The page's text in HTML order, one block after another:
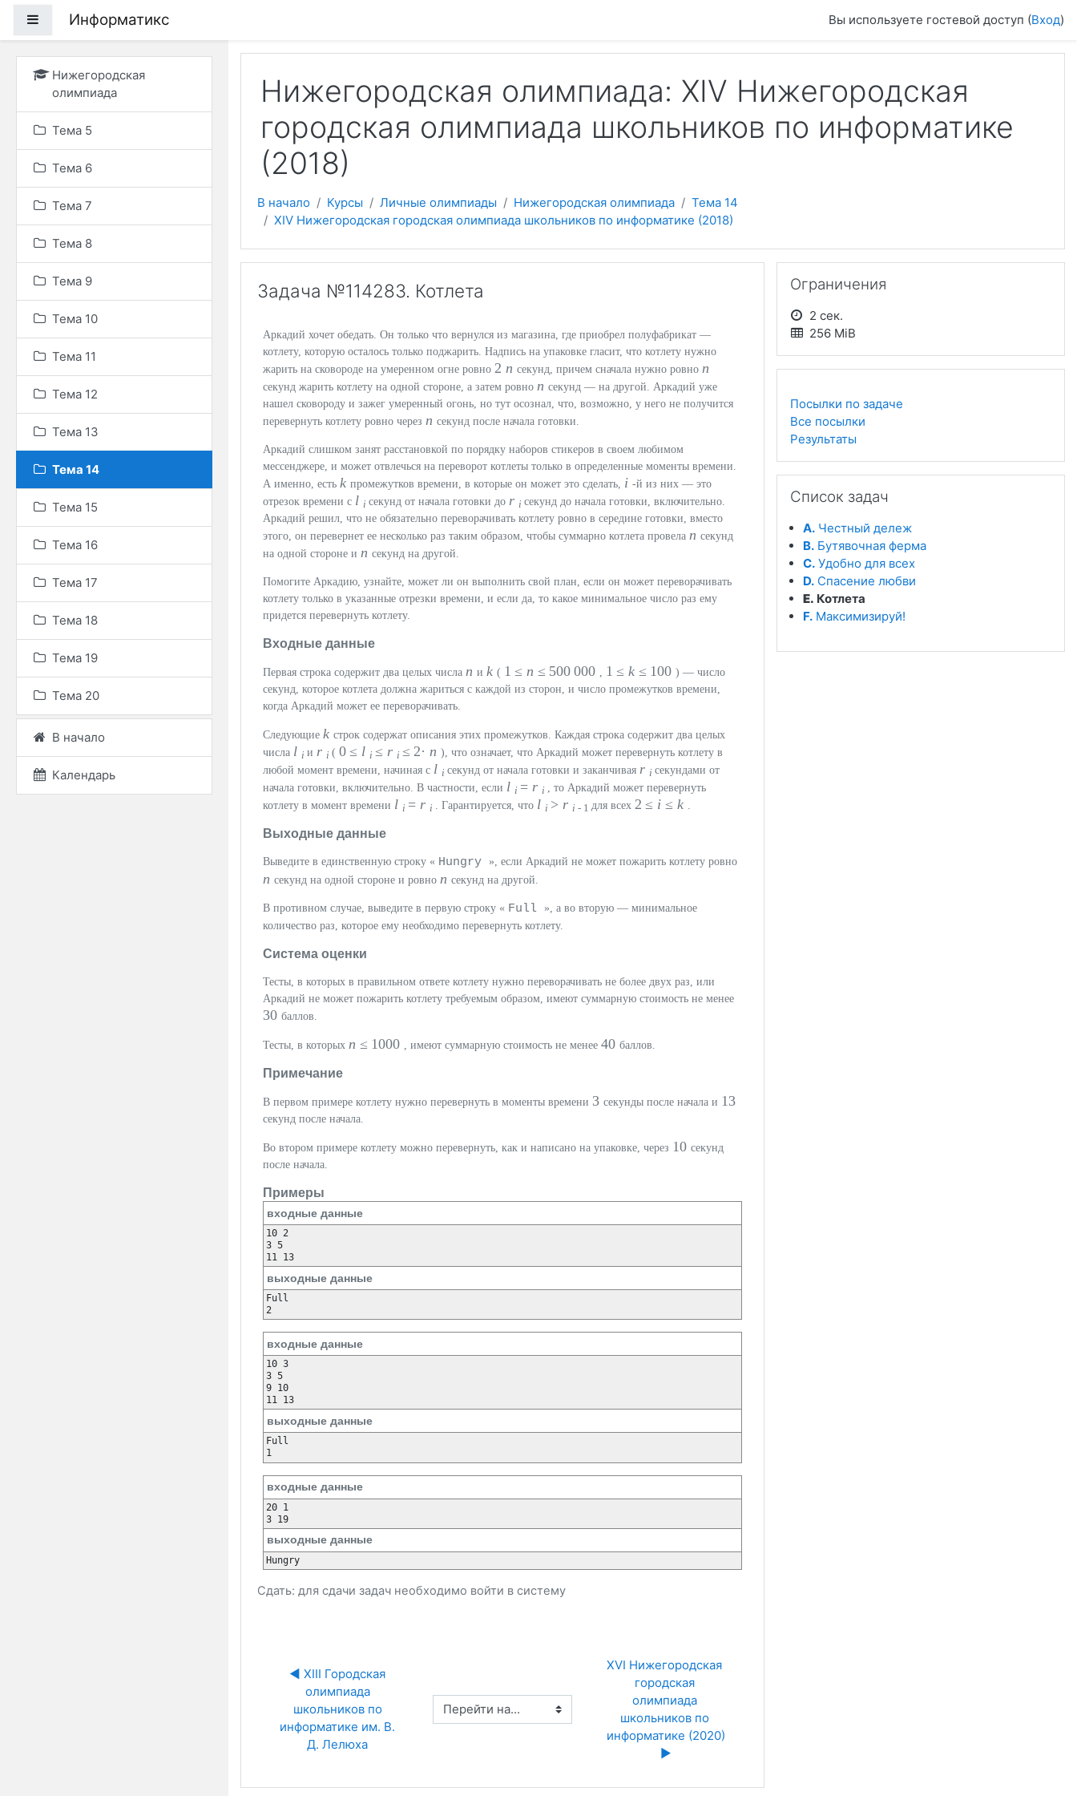
Боковая панель
Информатикс Вы используете гостевой доступ (Вход)
Нижегородская
олимпиада
Тема 5
Тема 6
Тема 7
Тема 8
Тема 9
Тема 10
Тема 11
Тема 12
Тема 13
Тема 14
Тема 15
Тема 16
Тема 17
Тема 18
Тема 19
Тема 20
В начало
Календарь
Нижегородская олимпиада: XIV Нижегородская
городская олимпиада школьников по информатике
(2018)
В начало Курсы Личные олимпиады Нижегородская олимпиада
Тема 14
XIV Нижегородская городская олимпиада школьников по информатике (2018)
Задача №114283. Котлета
Аркадий хочет обедать. Он только что вернулся из магазина, где приобрел полуфабрикат —
котлету, которую осталось только поджарить. Надпись на упаковке гласит, что котлету нужно
жарить на сковороде на умеренном огне ровно 2 n секунд, причем сначала нужно ровно n
секунд жарить котлету на одной стороне, а затем ровно n секунд — на другой. Аркадий уже
нашел сковороду и зажег умеренный огонь, но тут осознал, что, возможно, у него не получится
перевернуть котлету ровно через n секунд после начала готовки.
Аркадий слишком занят расстановкой по порядку наборов стикеров в своем любимом
мессенджере, и может отвлечься на переворот котлеты только в определенные моменты времени.
А именно, есть k промежутков времени, в которые он может это сделать, i -й из них — это
отрезок времени с l i секунд от начала готовки до r i секунд до начала готовки, включительно.
Аркадий решил, что не обязательно переворачивать котлету ровно в середине готовки, вместо
этого, он перевернет ее несколько раз таким образом, чтобы суммарно котлета провела n секунд
на одной стороне и n секунд на другой.
Помогите Аркадию, узнайте, может ли он выполнить свой план, если он может переворачивать
котлету только в указанные отрезки времени, и если да, то какое минимальное число раз ему
придется перевернуть котлету.
Входные данные
Первая строка содержит два целых числа n и k ( 1 ≤ n ≤ 500 000 , 1 ≤ k ≤ 100 ) — число
секунд, которое котлета должна жариться с каждой из сторон, и число промежутков времени,
когда Аркадий может ее переворачивать.
Следующие k строк содержат описания этих промежутков. Каждая строка содержит два целых
числа l i и r i ( 0 ≤ l i ≤ r i ≤ 2· n ), что означает, что Аркадий может перевернуть котлету в
любой момент времени, начиная с l i секунд от начала готовки и заканчивая r i секундами от
начала готовки, включительно. В частности, если l i = r i , то Аркадий может перевернуть
котлету в момент времени l i = r i . Гарантируется, что l i > r i - 1 для всех 2 ≤ i ≤ k .
Выходные данные
Выведите в единственную строку « Hungry », если Аркадий не может пожарить котлету ровно
n секунд на одной стороне и ровно n секунд на другой.
В противном случае, выведите в первую строку « Full
», а во вторую — минимальное
количество раз, которое ему необходимо перевернуть котлету.
Система оценки
Тесты, в которых в правильном ответе котлету нужно переворачивать не более двух раз, или
Аркадий не может пожарить котлету требуемым образом, имеют суммарную стоимость не менее
30 баллов.
Тесты, в которых n ≤ 1000 , имеют суммарную стоимость не менее 40 баллов.
Примечание
В первом примере котлету нужно перевернуть в моменты времени 3 секунды после начала и 13
секунд после начала.
Во втором примере котлету можно перевернуть, как и написано на упаковке, через 10 секунд
после начала.
Примеры
входные данные
10 2
3 5
11 13
выходные данные
Full
2
входные данные
10 3
3 5
9 10
11 13
выходные данные
Full
1
входные данные
20 1
3 19
выходные данные
Hungry
Сдать: для сдачи задач необходимо войти в систему
◀︎ XIII Городская
олимпиада
школьников по
информатике им. В.
Д. Лелюха
Перейти на...
XVI Нижегородская
городская
олимпиада
школьников по
информатике (2020)
▶︎
Ограничения
2 сек.
256 MiB
Посылки по задаче
Все посылки
Результаты
Список задач
A. Честный дележ
B. Бутявочная ферма
C. Удобно для всех
D. Спасение любви
E. Котлета
F. Максимизируй!